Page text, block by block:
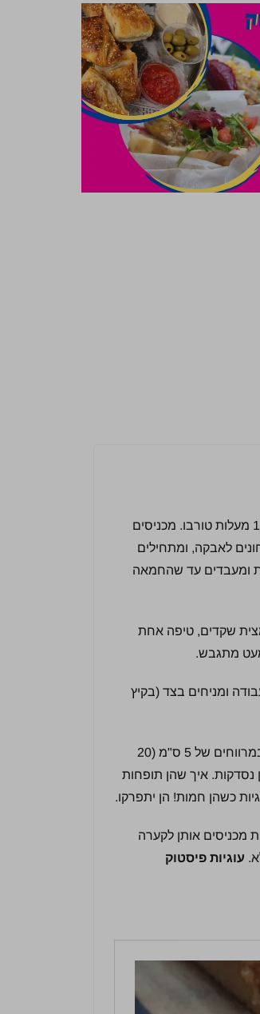
– מדליקים תנור ל – 170 מעלות טורבו. מכניסים
לאבקה, ומתחילים
חתוכה לקוביות ומעבדים עד שהחמאה
שקדים, טיפה אחת
מתגבש.
ומניחים בצד (בקיץ
מרפדים תבנית בנייר אפיה. יוצרים כדורים במשקל 20 גרם ומניחים במרווחים של 5 ס"מ (20
עד שהן נסדקות. איך שהן תופחות
כשהן חמות! הן יתפרקו.
קרות מכניסים אותן לקערה
עוגיות פיסטוק